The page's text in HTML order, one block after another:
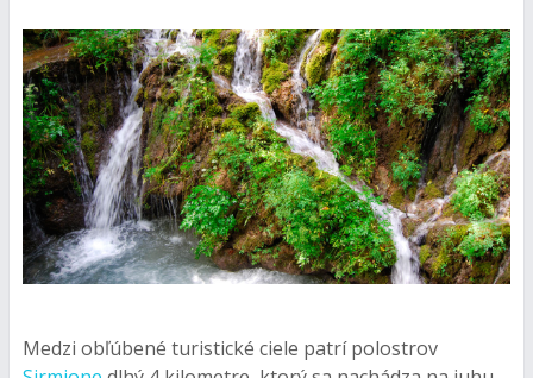
Medzi obľúbené turistické ciele patrí polostrov